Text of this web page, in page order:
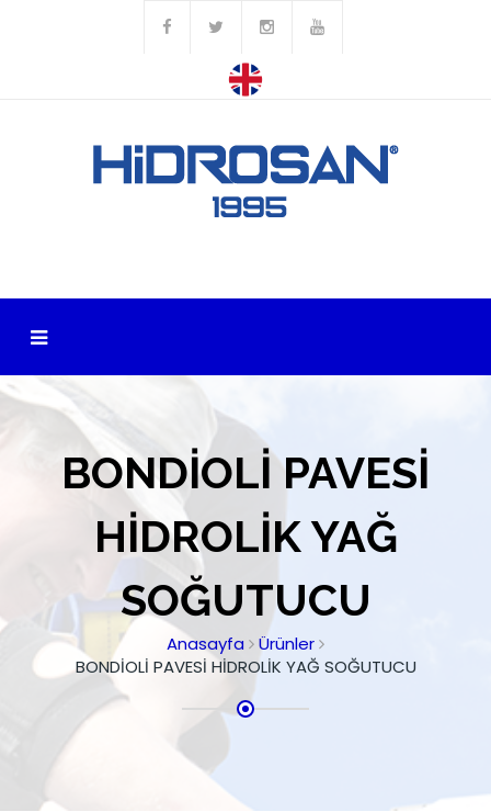
BONDİOLİ PAVESİ
HİDROLİK YAĞ
SOĞUTUCU
Anasayfa
Ürünler
BONDİOLİ PAVESİ HİDROLİK YAĞ SOĞUTUCU